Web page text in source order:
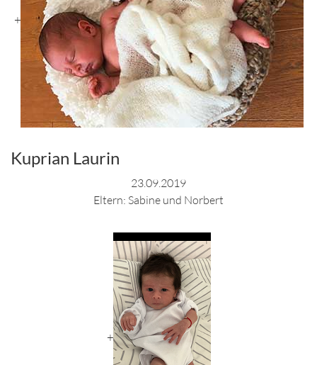
+
Kuprian Laurin
23.09.2019
Eltern: Sabine und Norbert
+